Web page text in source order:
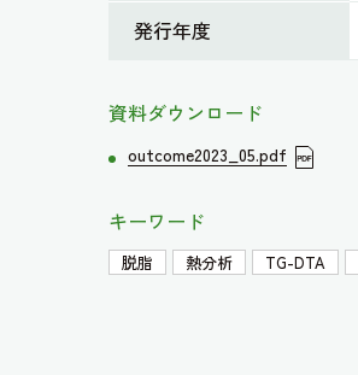
発行年度
資料ダウンロード
outcome2023_05.pdf
キーワード
脱脂 熱分析 TG-DTA